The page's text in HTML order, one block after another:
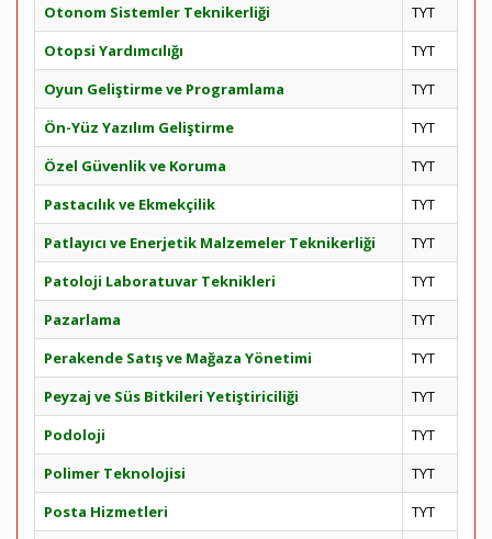
Otonom Sistemler Teknikerliği
TYT
Otopsi Yardımcılığı
TYT
Oyun Geliştirme ve Programlama
TYT
Ön-Yüz Yazılım Geliştirme
TYT
Özel Güvenlik ve Koruma
TYT
Pastacılık ve Ekmekçilik
TYT
Patlayıcı ve Enerjetik Malzemeler Teknikerliği
TYT
Patoloji Laboratuvar Teknikleri
TYT
Pazarlama
TYT
Perakende Satış ve Mağaza Yönetimi
TYT
Peyzaj ve Süs Bitkileri Yetiştiriciliği
TYT
Podoloji
TYT
Polimer Teknolojisi
TYT
Posta Hizmetleri
TYT